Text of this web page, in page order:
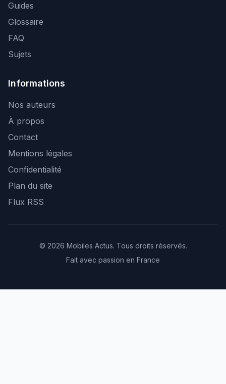
Guides
Glossaire
FAQ
Sujets
Informations
Nos auteurs
À propos
Contact
Mentions légales
Confidentialité
Plan du site
Flux RSS
© 2026 Mobiles Actus. Tous droits réservés.
Fait avec passion en France